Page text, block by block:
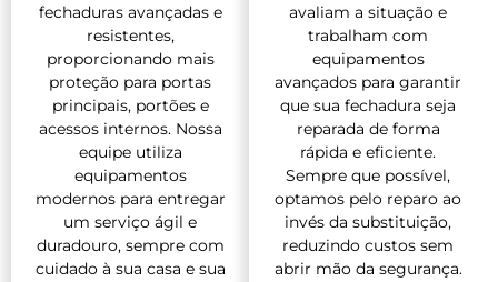
fechaduras avançadas e
resistentes,
proporcionando mais
proteção para portas
principais, portões e
acessos internos. Nossa
equipe utiliza
equipamentos
modernos para entregar
um serviço ágil e
duradouro, sempre com
cuidado à sua casa e sua
avaliam a situação e
trabalham com
equipamentos
avançados para garantir
que sua fechadura seja
reparada de forma
rápida e eficiente.
Sempre que possível,
optamos pelo reparo ao
invés da substituição,
reduzindo custos sem
abrir mão da segurança.